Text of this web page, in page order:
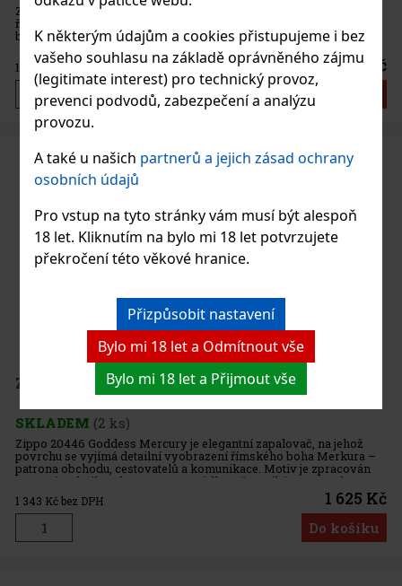
K některým údajům a cookies přistupujeme i bez
vašeho souhlasu na základě oprávněného zájmu
(legitimate interest) pro technický provoz,
prevenci podvodů, zabezpečení a analýzu
provozu.
A také u našich partnerů a jejich zásad ochrany
osobních údajů
Pro vstup na tyto stránky vám musí být alespoň
18 let. Kliknutím na bylo mi 18 let potvrzujete
překročení této věkové hranice.
Přizpůsobit nastavení
Bylo mi 18 let a Odmítnout vše
Bylo mi 18 let a Přijmout vše
Zippo 229 Goddess Neptune přináší jedinečný design inspirovaný
římským bohem moří Neptunem, který s trojzubcem v ruce vládne
bouřlivým vlnám. Motiv je precizně vyveden pomocí laserového
gravírování na povrchu v elegantní barvě Royal Blue Matte, což z
1 074Kč bez DPH 1 300 Kč
Do košíku
ZIPPO 20446 Goddess Mercury
SKLADEM (2 ks)
Zippo 20446 Goddess Mercury je elegantní zapalovač, na jehož
povrchu se vyjímá detailní vyobrazení římského boha Merkura –
patrona obchodu, cestovatelů a komunikace. Motiv je zpracován
pomocí techniky Photo Image a nádherně vyniká na povrchu s
povrch
1 343 Kč bez DPH 1 625 Kč
Do košíku